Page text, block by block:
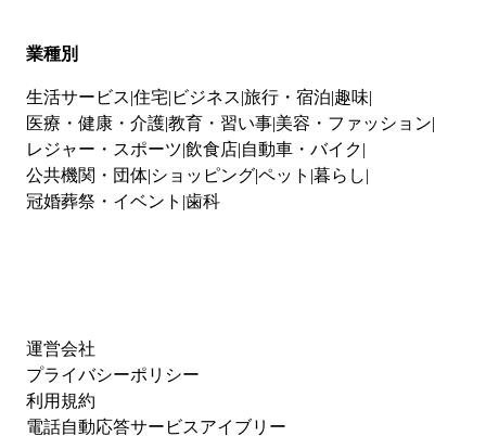
業種別
生活サービス 住宅 ビジネス 旅行・宿泊 趣味
医療・健康・介護教育・習い事 美容・ファッション
レジャー・スポーツ 飲食店 自動車・バイク
公共機関・団体 ショッピングペット 暮らし
冠婚葬祭・イベント 歯科
運営会社
プライバシーポリシー
利用規約
電話自動応答サービスアイブリー